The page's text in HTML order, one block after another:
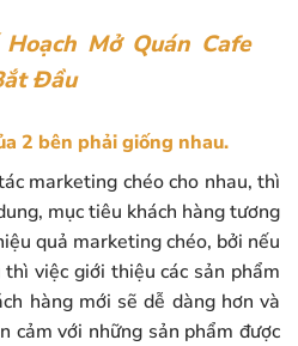
Hoạch Mở Quán Cafe
Đầu
2 bên phải giống nhau.
marketing chéo cho nhau, thì
mục tiêu khách hàng tương
quả marketing chéo, bởi nếu
việc giới thiệu các sản phẩm
hàng mới sẽ dễ dàng hơn và
cảm với những sản phẩm được